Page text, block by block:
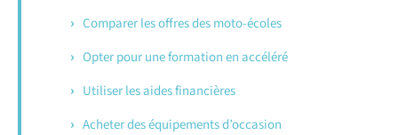
Comparer les offres des moto-écoles
Opter pour une formation en accéléré
Utiliser les aides financières
Acheter des équipements d’occasion